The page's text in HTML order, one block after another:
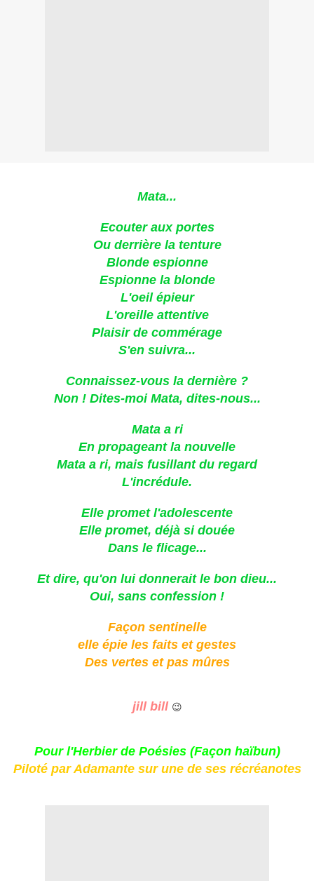
Mata...
Ecouter aux portes
Ou derrière la tenture
Blonde espionne
Espionne la blonde
L'oeil épieur
L'oreille attentive
Plaisir de commérage
S'en suivra...
Connaissez-vous la dernière ?
Non ! Dites-moi Mata, dites-nous...
Mata a ri
En propageant la nouvelle
Mata a ri, mais fusillant du regard
L'incrédule.
Elle promet l'adolescente
Elle promet, déjà si douée
Dans le flicage...
Et dire, qu'on lui donnerait le bon dieu...
Oui, sans confession !
Façon sentinelle
elle épie les faits et gestes
Des vertes et pas mûres
jill bill 😉
Pour l'Herbier de Poésies (Façon haïbun)
Piloté par Adamante sur une de ses récréanotes